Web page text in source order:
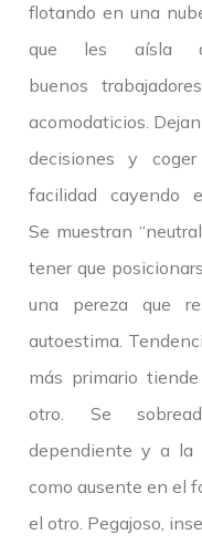
flotando en una
que les aísla
buenos
acomodaticios.
decisiones y
facilidad cayendo
Se muestran
tener que
una pereza que
autoestima.
más primario
otro. Se
dependiente y a la
como ausente en el
el otro. Pegajoso,